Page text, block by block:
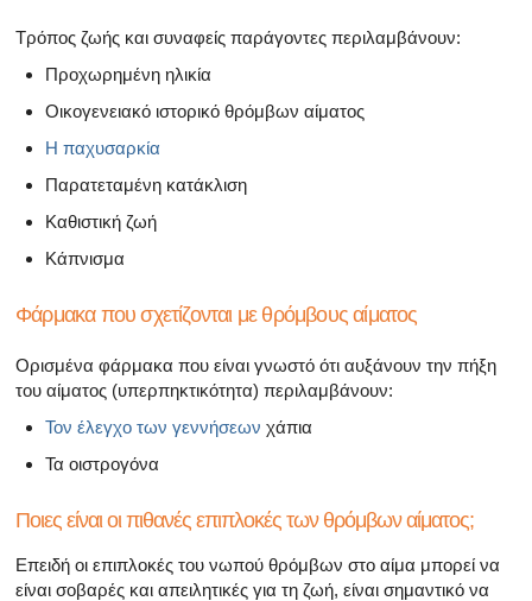
Τρόπος ζωής και συναφείς παράγοντες περιλαμβάνουν:
Προχωρημένη ηλικία
Οικογενειακό ιστορικό θρόμβων αίματος
Η παχυσαρκία
Παρατεταμένη κατάκλιση
Καθιστική ζωή
Κάπνισμα
Φάρμακα που σχετίζονται με θρόμβους αίματος
Ορισμένα φάρμακα που είναι γνωστό ότι αυξάνουν την πήξη
του αίματος (υπερπηκτικότητα) περιλαμβάνουν:
Τον έλεγχο των γεννήσεων χάπια
Τα οιστρογόνα
Ποιες είναι οι πιθανές επιπλοκές των θρόμβων αίματος;
Επειδή οι επιπλοκές του νωπού θρόμβων στο αίμα μπορεί να
είναι σοβαρές και απειλητικές για τη ζωή, είναι σημαντικό να